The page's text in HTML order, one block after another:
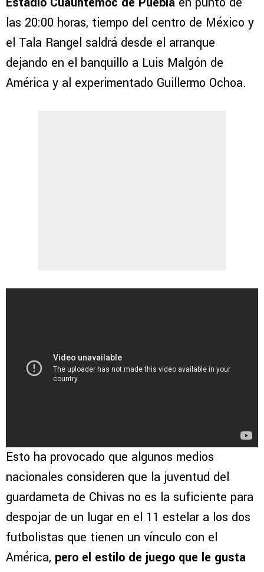
las 20:00 horas, tiempo del centro de México y
el Tala Rangel saldrá desde el arranque
dejando en el banquillo a Luis Malgón de
América y al experimentado Guillermo Ochoa.
Esto ha provocado que algunos medios
nacionales consideren que la juventud del
guardameta de Chivas no es la suficiente para
despojar de un lugar en el 11 estelar a los dos
futbolistas que tienen un vínculo con el
América, pero el estilo de juego que le gusta